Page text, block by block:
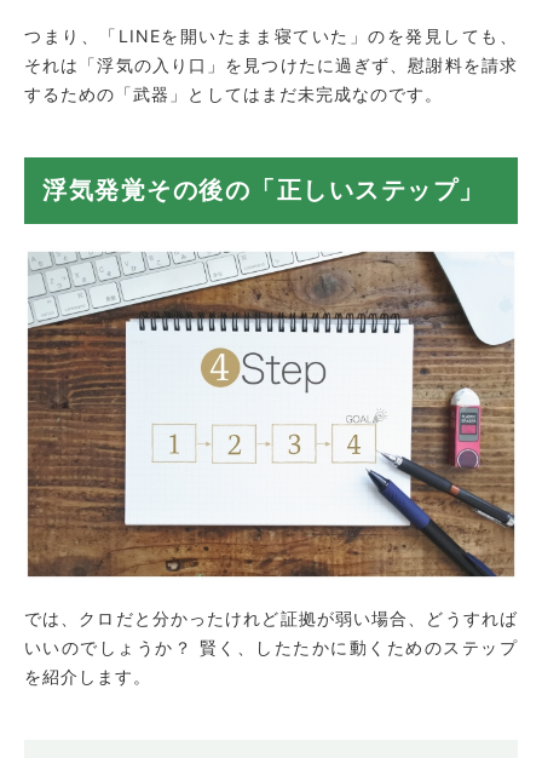
つまり、「LINEを開いたまま寝ていた」のを発見しても、
それは「浮気の入り口」を見つけたに過ぎず、慰謝料を請求
するための「武器」としてはまだ未完成なのです。
浮気発覚その後の「正しいステップ」
では、クロだと分かったけれど証拠が弱い場合、どうすれば
いいのでしょうか？ 賢く、したたかに動くためのステップ
を紹介します。